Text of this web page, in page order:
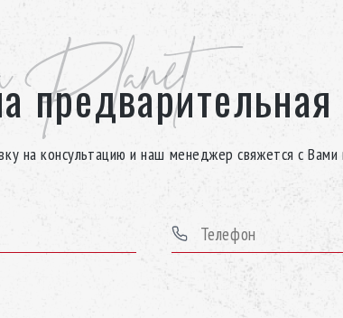
на консультацию и наш менеджер свяжется с